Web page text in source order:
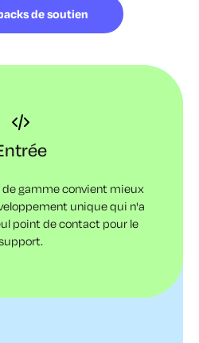
de soutien
gamme convient mieux
unique qui n'a
point de contact pour le